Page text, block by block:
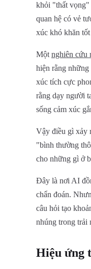
khỏi "thất vọng"
quan hệ có vẻ
xúc khó khăn
Một nghiên cứu
hiện rằng
xúc tích cực
rằng dạy người
sống cảm xúc
Vậy điều gì xảy
"bình thường
cho những gì ở
Đây là nơi AI
chẩn đoán.
câu hỏi tạo
nhúng trong trải
Hiệu ứng